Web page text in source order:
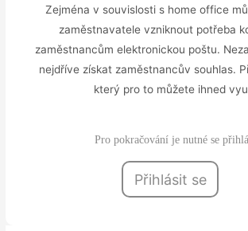
Zejména v souvislosti s home office
zaměstnavatele vzniknout potřeba
zaměstnancům elektronickou poštu.
nejdříve získat zaměstnancův souhlas.
který pro to můžete ihned
Pro pokračování je nutné se
Přihlásit se